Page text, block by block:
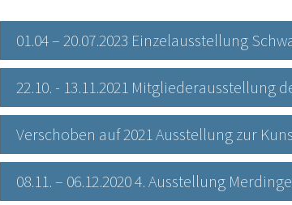
01.04 – 20.07.2023 Einzelausstellung
22.10. - 13.11.2021 Mitgliederausstellung
Verschoben auf 2021 Ausstellung zur
08.11. – 06.12.2020 4. Ausstellung